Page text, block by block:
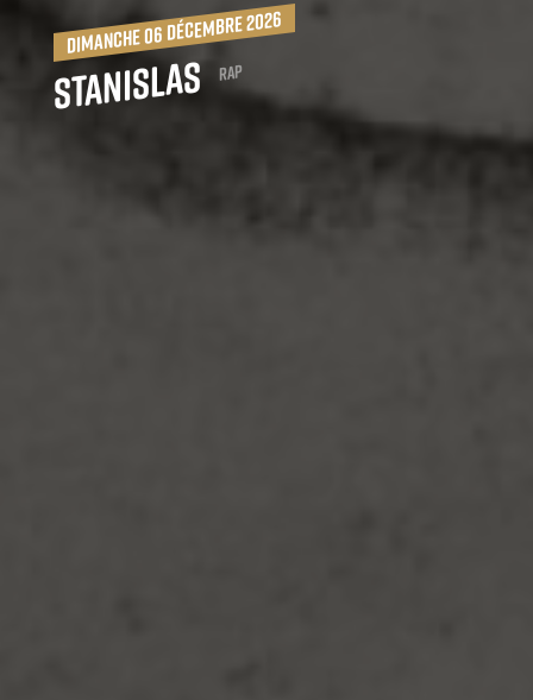
dimanche 06 décembre 2026
Stanislas Rap